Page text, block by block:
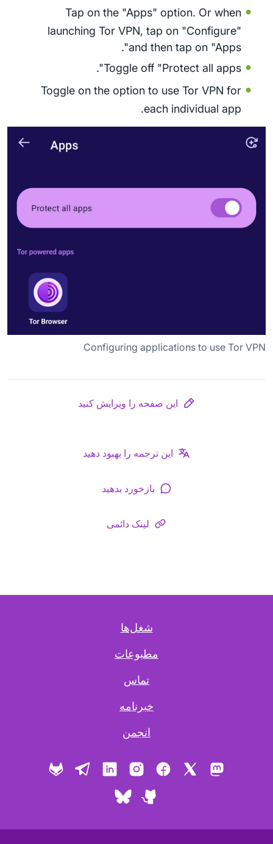
Tap on the "Apps" option. Or when
launching Tor VPN, tap on "Configure"
and then tap on "Apps".
Toggle off "Protect all apps".
Toggle on the option to use Tor VPN for
each individual app.
Configuring applications to use Tor VPN
این صفحه را ویرایش کنید
این ترجمه را بهبود دهید
بازخورد بدهید
لینک دائمی
شغل‌ها
مطبوعات
تماس
خبرنامه
انجمن
ماستودون فیس بوکاینستاگرام
لینکدین تلگرام
گیت هاببلواسکای